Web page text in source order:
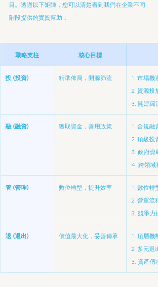
目。透過以下矩陣，您可以清楚看到我們在企業不同
階段提供的實質幫助：
戰略支柱 核心目標
投 (投資) 精準佈局，開源節流
1. 市場機
2. 資源投
3. 開源節
融 (融資) 獲取資金，善用政策
1. 合規融
2. 頂級投
3. 政府資
4. 跨領域
管 (管理) 數位轉型，提升效率
1. 數位轉
2. 營運流
3. 競爭力
退 (退出) 價值最大化，妥善傳承
1. 頂層機
2. 多元退
3. 資產傳